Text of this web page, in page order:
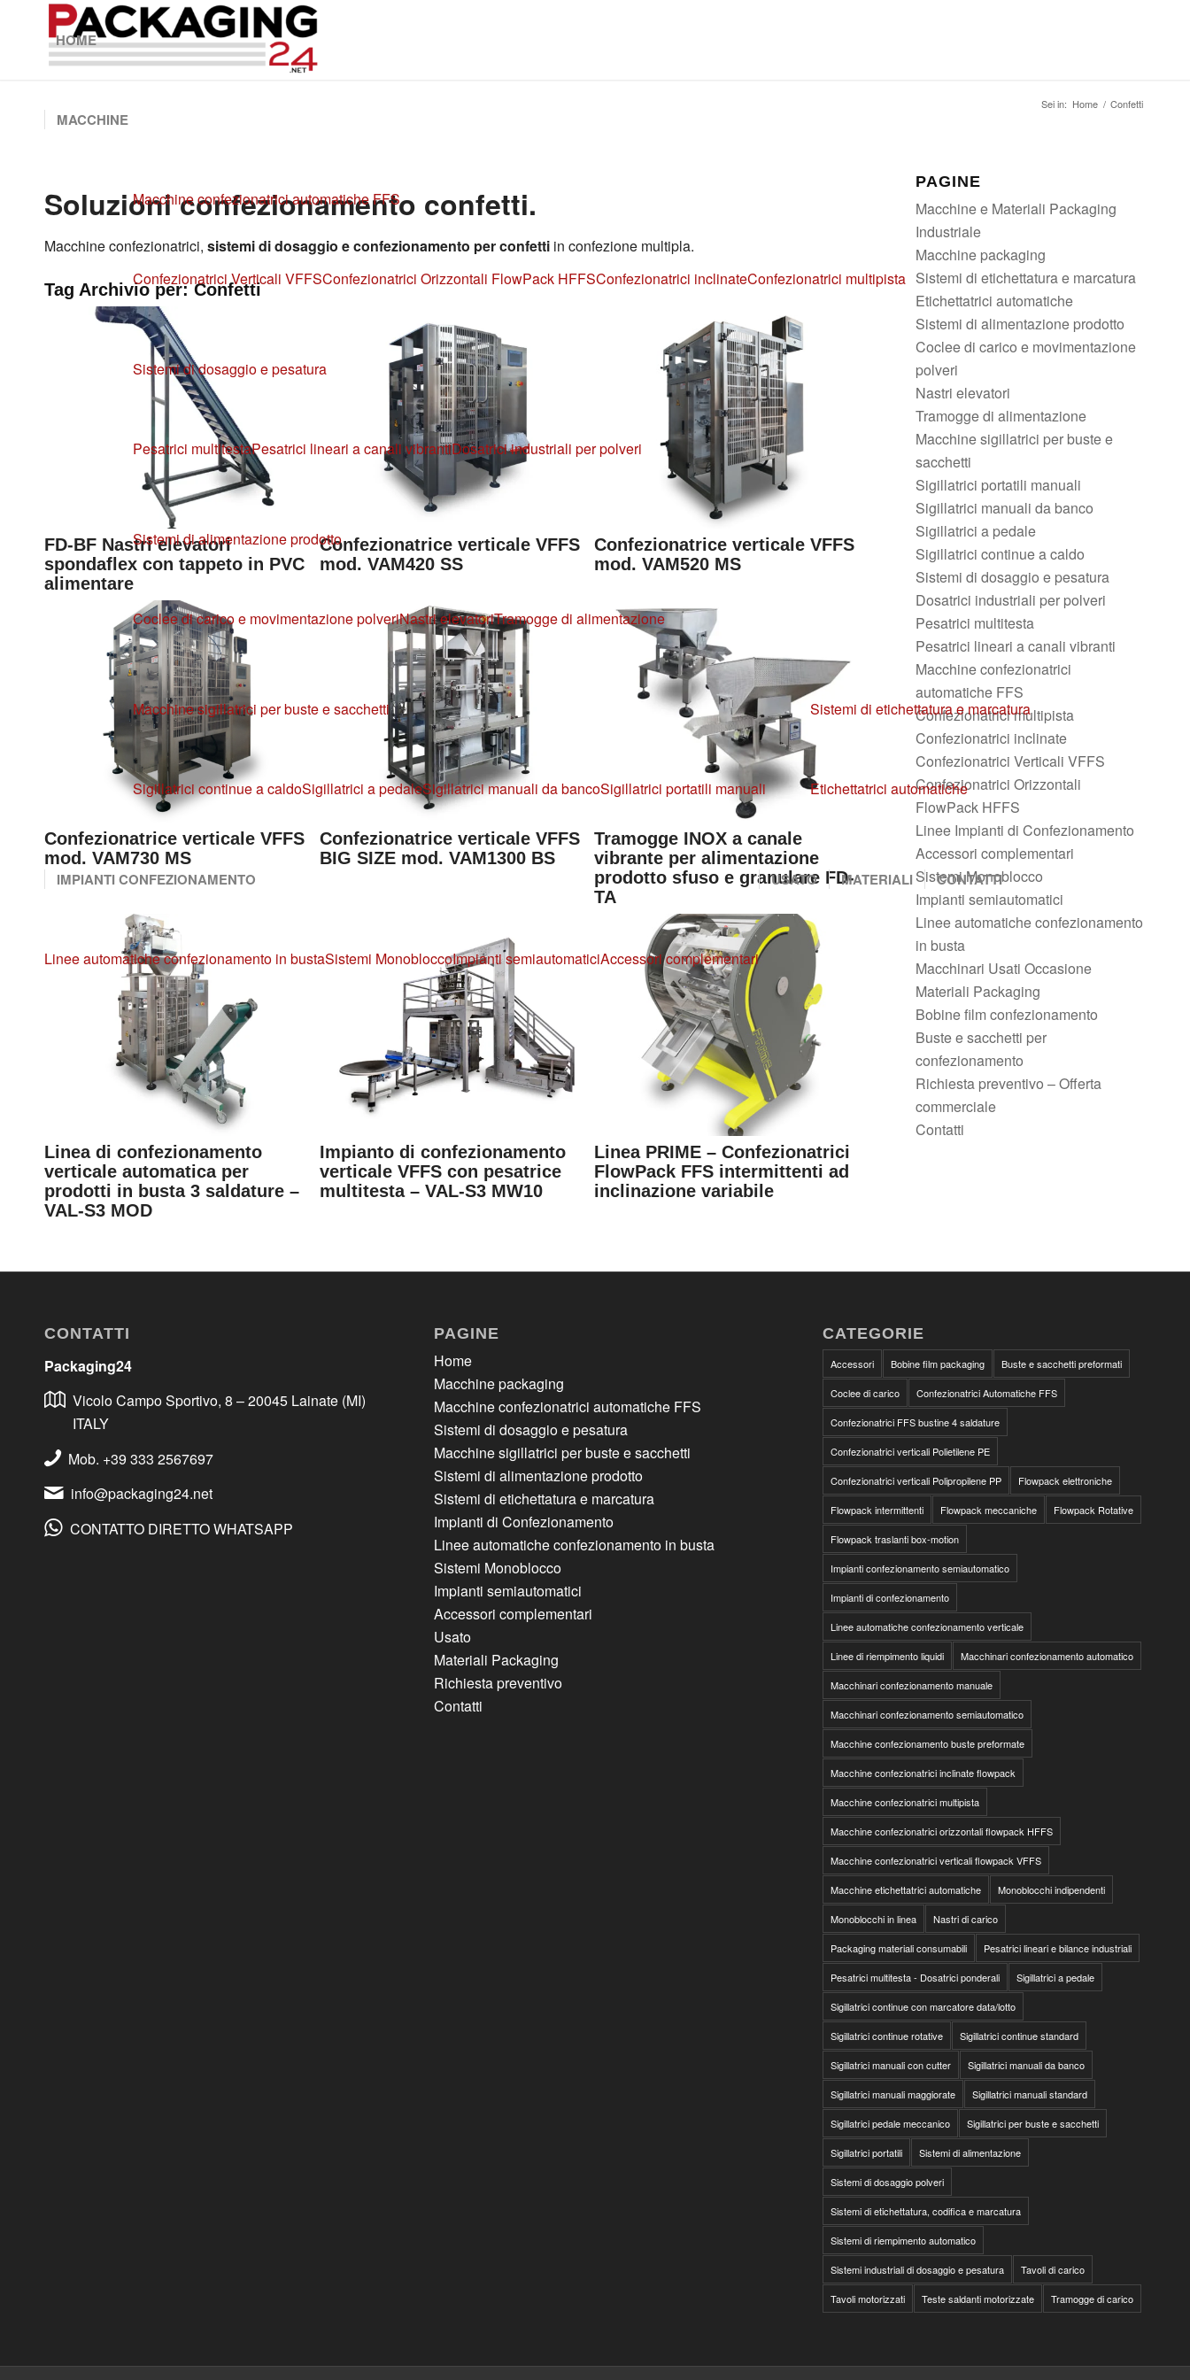
HOME
MACCHINE
Macchine confezionatrici automatiche FFS
Confezionatrici Verticali VFFSConfezionatrici Orizzontali FlowPack HFFSConfezionatrici inclinateConfezionatrici multipista
Sistemi di dosaggio e pesatura
Pesatrici multitestaPesatrici lineari a canali vibrantiDosatrici industriali per polveri
Sistemi di alimentazione prodotto
Coclee di carico e movimentazione polveriNastri elevatoriTramogge di alimentazione
Macchine sigillatrici per buste e sacchetti
Sigillatrici continue a caldoSigillatrici a pedaleSigillatrici manuali da bancoSigillatrici portatili manuali
Sistemi di etichettatura e marcatura
Etichettatrici automatiche
IMPIANTI CONFEZIONAMENTO
Linee automatiche confezionamento in bustaSistemi MonobloccoImpianti semiautomaticiAccessori complementari
USATO MATERIALI CONTATTI
Sei in: Home / Confetti
Soluzioni confezionamento confetti.
Macchine confezionatrici, sistemi di dosaggio e confezionamento per confetti in confezione multipla.
Tag Archivio per:Confetti
FD-BF Nastri elevatori
spondaflex con tappeto in PVC
alimentare
Confezionatrice verticale VFFS
mod. VAM420 SS
Confezionatrice verticale VFFS
mod. VAM520 MS
Confezionatrice verticale VFFS
mod. VAM730 MS
Confezionatrice verticale VFFS
BIG SIZE mod. VAM1300 BS
Tramogge INOX a canale
vibrante per alimentazione
prodotto sfuso e granulare FD-
TA
Linea di confezionamento
verticale automatica per
prodotti in busta 3 saldature –
VAL-S3 MOD
Impianto di confezionamento
verticale VFFS con pesatrice
multitesta – VAL-S3 MW10
Linea PRIME – Confezionatrici
FlowPack FFS intermittenti ad
inclinazione variabile
PAGINE
Macchine e Materiali Packaging
Industriale
Macchine packaging
Sistemi di etichettatura e marcatura
Etichettatrici automatiche
Sistemi di alimentazione prodotto
Coclee di carico e movimentazione
polveri
Nastri elevatori
Tramogge di alimentazione
Macchine sigillatrici per buste e
sacchetti
Sigillatrici portatili manuali
Sigillatrici manuali da banco
Sigillatrici a pedale
Sigillatrici continue a caldo
Sistemi di dosaggio e pesatura
Dosatrici industriali per polveri
Pesatrici multitesta
Pesatrici lineari a canali vibranti
Macchine confezionatrici
automatiche FFS
Confezionatrici multipista
Confezionatrici inclinate
Confezionatrici Verticali VFFS
Confezionatrici Orizzontali
FlowPack HFFS
Linee Impianti di Confezionamento
Accessori complementari
Sistemi Monoblocco
Impianti semiautomatici
Linee automatiche confezionamento
in busta
Macchinari Usati Occasione
Materiali Packaging
Bobine film confezionamento
Buste e sacchetti per
confezionamento
Richiesta preventivo – Offerta
commerciale
Contatti
CONTATTI
Packaging24
Vicolo Campo Sportivo, 8 – 20045 Lainate (MI)
ITALY
Mob. +39 333 2567697
info@packaging24.net
CONTATTO DIRETTO WHATSAPP
PAGINE
Home
Macchine packaging
Macchine confezionatrici automatiche FFS
Sistemi di dosaggio e pesatura
Macchine sigillatrici per buste e sacchetti
Sistemi di alimentazione prodotto
Sistemi di etichettatura e marcatura
Impianti di Confezionamento
Linee automatiche confezionamento in busta
Sistemi Monoblocco
Impianti semiautomatici
Accessori complementari
Usato
Materiali Packaging
Richiesta preventivo
Contatti
CATEGORIE
Accessori Bobine film packaging Buste e sacchetti preformati
Coclee di carico Confezionatrici Automatiche FFS
Confezionatrici FFS bustine 4 saldature
Confezionatrici verticali Polietilene PE
Confezionatrici verticali Polipropilene PP Flowpack elettroniche
Flowpack intermittenti Flowpack meccaniche Flowpack Rotative
Flowpack traslanti box-motion
Impianti confezionamento semiautomatico
Impianti di confezionamento
Linee automatiche confezionamento verticale
Linee di riempimento liquidi Macchinari confezionamento automatico
Macchinari confezionamento manuale
Macchinari confezionamento semiautomatico
Macchine confezionamento buste preformate
Macchine confezionatrici inclinate flowpack
Macchine confezionatrici multipista
Macchine confezionatrici orizzontali flowpack HFFS
Macchine confezionatrici verticali flowpack VFFS
Macchine etichettatrici automatiche Monoblocchi indipendenti
Monoblocchi in linea Nastri di carico
Packaging materiali consumabili Pesatrici lineari e bilance industriali
Pesatrici multitesta - Dosatrici ponderali Sigillatrici a pedale
Sigillatrici continue con marcatore data/lotto
Sigillatrici continue rotative Sigillatrici continue standard
Sigillatrici manuali con cutter Sigillatrici manuali da banco
Sigillatrici manuali maggiorate Sigillatrici manuali standard
Sigillatrici pedale meccanico Sigillatrici per buste e sacchetti
Sigillatrici portatili Sistemi di alimentazione
Sistemi di dosaggio polveri
Sistemi di etichettatura, codifica e marcatura
Sistemi di riempimento automatico
Sistemi industriali di dosaggio e pesatura Tavoli di carico
Tavoli motorizzati Teste saldanti motorizzate Tramogge di carico